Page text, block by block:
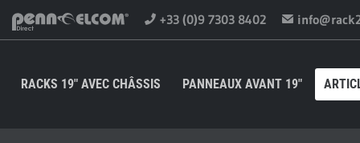
+33 (0)9 7303 8402
RACKS 19" AVEC CHÂSSIS PANNEAUX AVANT 19"